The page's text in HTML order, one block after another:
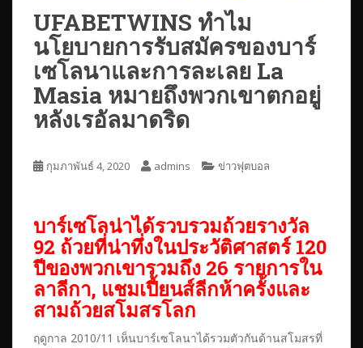
UFABETWINS ทำไม
นโยบายการรับสมัครของบาร์
เซโลนาและการละเลย La
Masia หมายถึงพวกเขาตกอยู่
หลังเรอัลมาดริด
กุมภาพันธ์ 4, 2020 admins ข่าวฟุตบอล
บาร์เซโลน่าได้รวบรวมถ้วยรางวัล
92 ถ้วยที่น่าทึ่งในประวัติศาสตร์ 120
ปีของพวกเขารวมถึง 26 รายการใน
ลาลีกา, แชมเปี้ยนส์ลีกห้าครั้งและ
สามถ้วยสโมสรโลก
ฤดูกาล 2010/11 เห็นบาร์เซโลนาได้รวมตัวกันด้านสโมสรที่